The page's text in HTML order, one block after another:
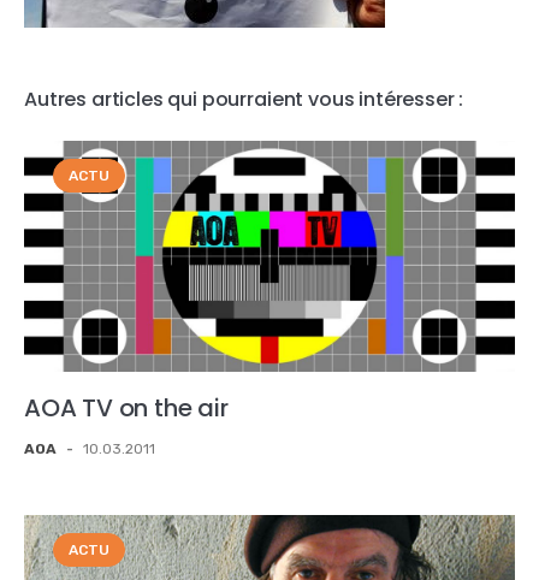
Autres articles qui pourraient vous intéresser :
ACTU
AOA TV on the air
AOA - 10.03.2011
ACTU